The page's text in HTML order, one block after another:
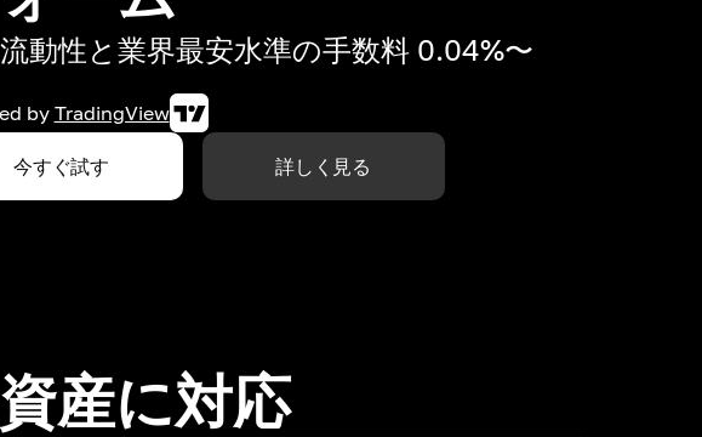
動性と業界最安水準の手数料 0.04%〜
by TradingView
今すぐ試す 詳しく見る
産に対応